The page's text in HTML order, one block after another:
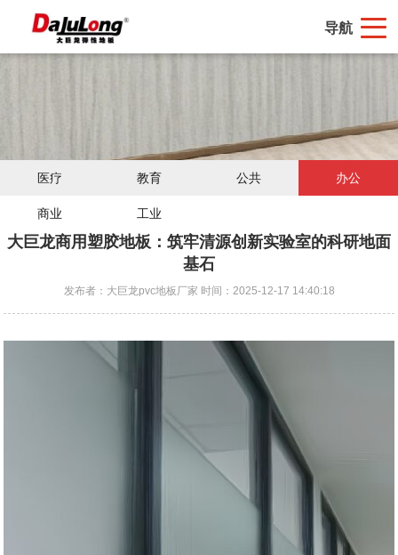
导航
医疗 教育 公共 办公
商业 工业
大巨龙商用塑胶地板：筑牢清源创新实验室的科研地面
基石
发布者：大巨龙pvc地板厂家 时间：2025-12-17 14:40:18